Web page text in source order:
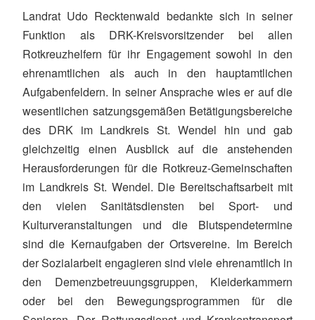
Landrat Udo Recktenwald bedankte sich in seiner
Funktion als DRK-Kreisvorsitzender bei allen
Rotkreuzhelfern für ihr Engagement sowohl in den
ehrenamtlichen als auch in den hauptamtlichen
Aufgabenfeldern. In seiner Ansprache wies er auf die
wesentlichen satzungsgemäßen Betätigungsbereiche
des DRK im Landkreis St. Wendel hin und gab
gleichzeitig einen Ausblick auf die anstehenden
Herausforderungen für die Rotkreuz-Gemeinschaften
im Landkreis St. Wendel. Die Bereitschaftsarbeit mit
den vielen Sanitätsdiensten bei Sport- und
Kulturveranstaltungen und die Blutspendetermine
sind die Kernaufgaben der Ortsvereine. Im Bereich
der Sozialarbeit engagieren sind viele ehrenamtlich in
den Demenzbetreuungsgruppen, Kleiderkammern
oder bei den Bewegungsprogrammen für die